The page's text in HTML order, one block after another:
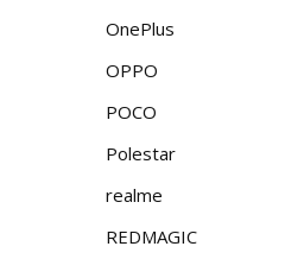
OnePlus
OPPO
POCO
Polestar
realme
REDMAGIC